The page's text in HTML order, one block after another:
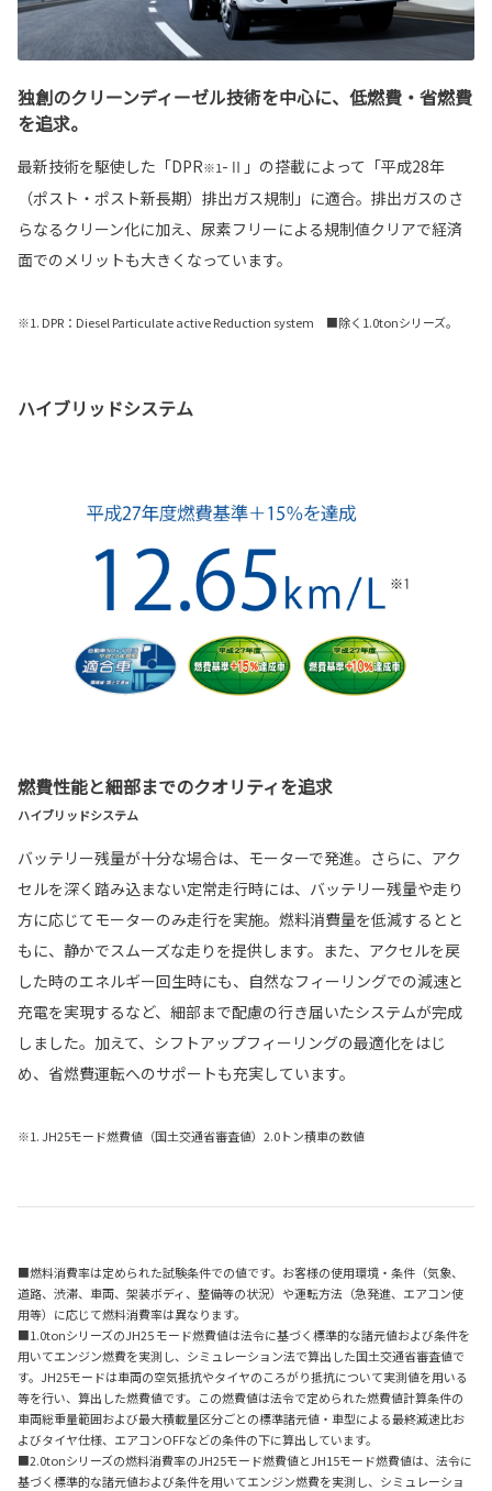
独創のクリーンディーゼル技術を中心に、低燃費・省燃費
を追求。
最新技術を駆使した「DPR※1-Ⅱ」の搭載によって「平成28年
（ポスト・ポスト新長期）排出ガス規制」に適合。排出ガスのさ
らなるクリーン化に加え、尿素フリーによる規制値クリアで経済
面でのメリットも大きくなっています。
※1. DPR：Diesel Particulate active Reduction system ■除く1.0tonシリーズ。
ハイブリッドシステム
燃費性能と細部までのクオリティを追求
ハイブリッドシステム
バッテリー残量が十分な場合は、モーターで発進。さらに、アク
セルを深く踏み込まない定常走行時には、バッテリー残量や走り
方に応じてモーターのみ走行を実施。燃料消費量を低減するとと
もに、静かでスムーズな走りを提供します。また、アクセルを戻
した時のエネルギー回生時にも、自然なフィーリングでの減速と
充電を実現するなど、細部まで配慮の行き届いたシステムが完成
しました。加えて、シフトアップフィーリングの最適化をはじ
め、省燃費運転へのサポートも充実しています。
※1. JH25モード燃費値（国土交通省審査値）2.0トン積車の数値
■燃料消費率は定められた試験条件での値です。お客様の使用環境・条件（気象、
道路、渋滞、車両、架装ボディ、整備等の状況）や運転方法（急発進、エアコン使
用等）に応じて燃料消費率は異なります。
■1.0tonシリーズのJH25 モード燃費値は法令に基づく標準的な諸元値および条件を
用いてエンジン燃費を実測し、シミュレーション法で算出した国土交通省審査値で
す。JH25モードは車両の空気抵抗やタイヤのころがり抵抗について実測値を用いる
等を行い、算出した燃費値です。この燃費値は法令で定められた燃費値計算条件の
車両総重量範囲および最大積載量区分ごとの標準諸元値・車型による最終減速比お
よびタイヤ仕様、エアコンOFFなどの条件の下に算出しています。
■2.0tonシリーズの燃料消費率のJH25モード燃費値とJH15モード燃費値は、法令に
基づく標準的な諸元値および条件を用いてエンジン燃費を実測し、シミュレーショ